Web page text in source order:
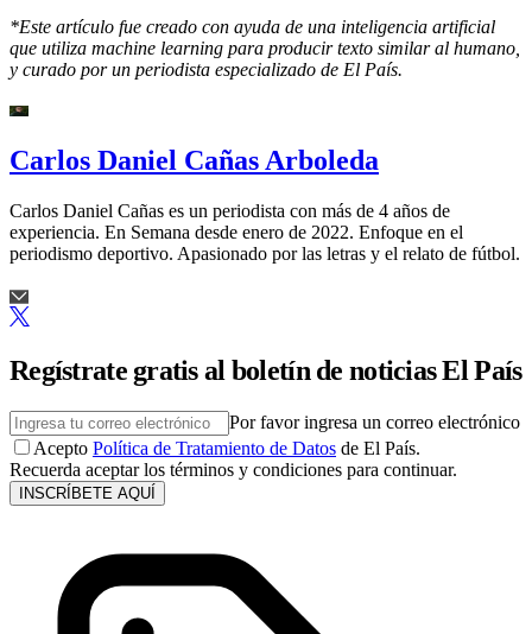
*Este artículo fue creado con ayuda de una inteligencia artificial
que utiliza machine learning para producir texto similar al humano,
y curado por un periodista especializado de El País.
Carlos Daniel Cañas Arboleda
Carlos Daniel Cañas es un periodista con más de 4 años de
experiencia. En Semana desde enero de 2022. Enfoque en el
periodismo deportivo. Apasionado por las letras y el relato de fútbol.
Regístrate gratis al boletín de noticias El País
Por favor ingresa un correo electrónico
Acepto Política de Tratamiento de Datos de El País.
Recuerda aceptar los términos y condiciones para continuar.
INSCRÍBETE AQUÍ